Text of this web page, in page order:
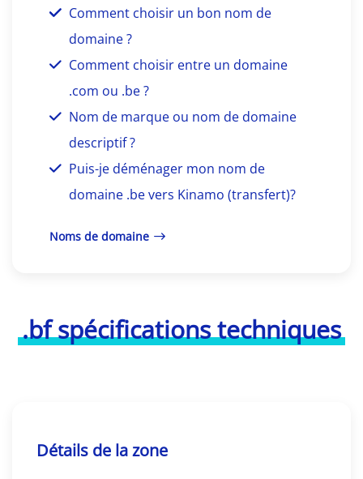
Comment choisir un bon nom de
domaine ?
Comment choisir entre un domaine
.com ou .be ?
Nom de marque ou nom de domaine
descriptif ?
Puis-je déménager mon nom de
domaine .be vers Kinamo (transfert)?
Noms de domaine
.bf spécifications techniques
Détails de la zone